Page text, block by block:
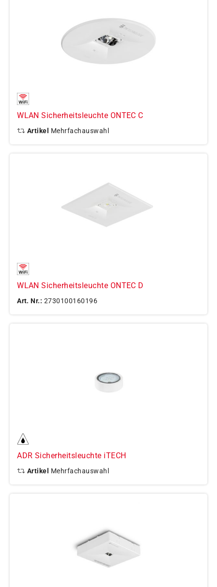
WLAN Sicherheitsleuchte ONTEC C
Artikel Mehrfachauswahl
WLAN Sicherheitsleuchte ONTEC D
Art. Nr.: 2730100160196
ADR Sicherheitsleuchte iTECH
Artikel Mehrfachauswahl